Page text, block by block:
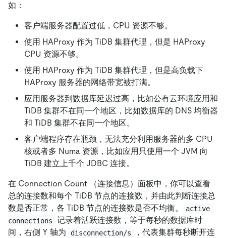
如：
客户端服务器配置过低，CPU 资源不够。
使用 HAProxy 作为 TiDB 集群代理，但是 HAProxy
CPU 资源不够。
使用 HAProxy 作为 TiDB 集群代理，但是高负载下
HAProxy 服务器的网络带宽被打满。
应用服务器到数据库延迟过高，比如公有云环境应用和
TiDB 集群不在同一个地区，比如数据库的 DNS 均衡器
和 TiDB 集群不在同一个地区。
客户端程序存在瓶颈，无法充分利用服务器的多 CPU
核或者多 Numa 资源，比如应用只使用一个 JVM 向
TiDB 建立上千个 JDBC 连接。
在 Connection Count （连接信息）面板中，你可以查看
总的连接数和每个 TiDB 节点的连接数，并由此判断连接总
数是否正常，各 TiDB 节点的连接数是否不均衡。
active
connections
记录着活跃连接数，等于每秒的数据库时
间，右侧 Y 轴为
disconnection/s
，代表集群每秒断开连